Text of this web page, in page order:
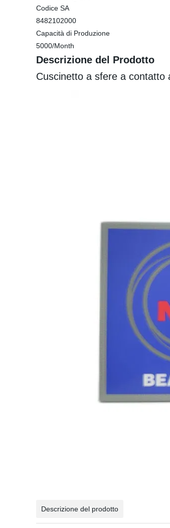
Codice SA
8482102000
Capacità di Produzione
5000/Month
Descrizione del Prodotto
Cuscinetto a sfere a contatto
Descrizione del prodotto